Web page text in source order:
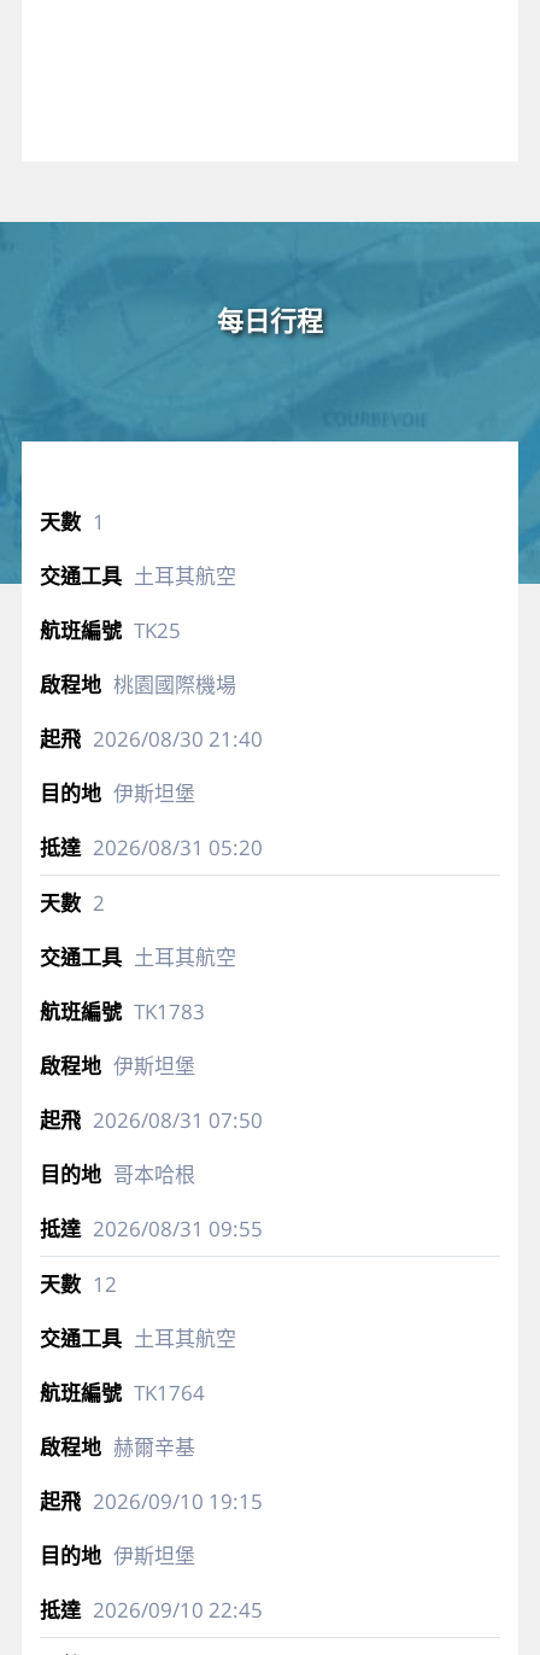
每日行程
1
土耳其航空
TK25
桃園國際機場
2026/08/30 21:40
伊斯坦堡
2026/08/31 05:20
2
土耳其航空
TK1783
伊斯坦堡
2026/08/31 07:50
哥本哈根
2026/08/31 09:55
12
土耳其航空
TK1764
赫爾辛基
2026/09/10 19:15
伊斯坦堡
2026/09/10 22:45